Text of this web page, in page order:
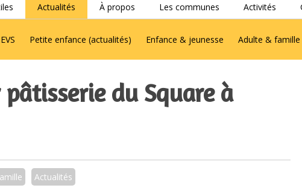
Actualités À propos Les communes Activités
EVS Petite enfance (actualités) Enfance & jeunesse Adulte & famille
du Square à
Actualités